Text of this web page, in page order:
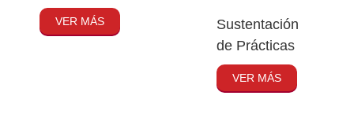
VER MÁS
Sustentación
de Prácticas
VER MÁS